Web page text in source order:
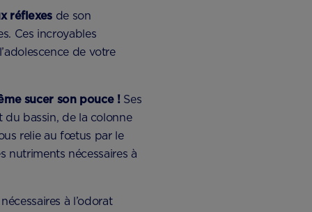
réflexes de son
Ces incroyables
de votre
sucer son pouce ! Ses
du bassin, de la colonne
relie au fœtus par le
nutriments nécessaires à
à l’odorat